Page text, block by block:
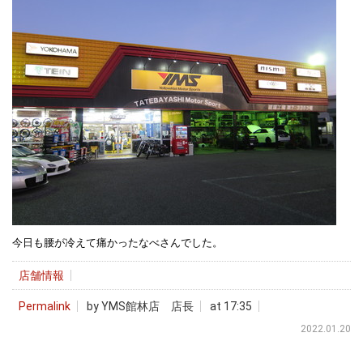
今日も腰が冷えて痛かったなべさんでした。
店舗情報
Permalink by YMS館林店 店長 at 17:35
2022.01.20